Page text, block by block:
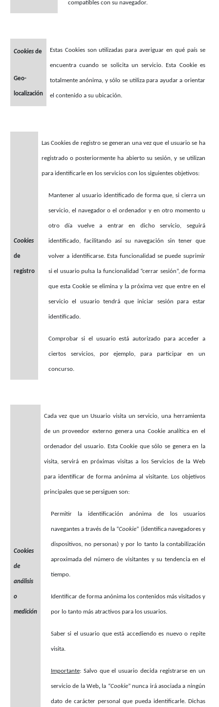
compatibles con su navegador.
Cookies de
Geo-
localización
Estas Cookies son utilizadas para averiguar en qué país se
encuentra cuando se solicita un servicio. Esta Cookie es
totalmente anónima, y sólo se utiliza para ayudar a orientar
el contenido a su ubicación.
Cookies
de
registro
Las Cookies de registro se generan una vez que el usuario se ha
registrado o posteriormente ha abierto su sesión, y se utilizan
para identificarle en los servicios con los siguientes objetivos:
Mantener al usuario identificado de forma que, si cierra un
servicio, el navegador o el ordenador y en otro momento u
otro día vuelve a entrar en dicho servicio, seguirá
identificado, facilitando así su navegación sin tener que
volver a identificarse. Esta funcionalidad se puede suprimir
si el usuario pulsa la funcionalidad “cerrar sesión”, de forma
que esta Cookie se elimina y la próxima vez que entre en el
servicio el usuario tendrá que iniciar sesión para estar
identificado.
Comprobar si el usuario está autorizado para acceder a
ciertos servicios, por ejemplo, para participar en un
concurso.
Cookies
de
análisis
o
medición
Cada vez que un Usuario visita un servicio, una herramienta
de un proveedor externo genera una Cookie analítica en el
ordenador del usuario. Esta Cookie que sólo se genera en la
visita, servirá en próximas visitas a los Servicios de la Web
para identificar de forma anónima al visitante. Los objetivos
principales que se persiguen son:
Permitir la identificación anónima de los usuarios
navegantes a través de la “Cookie” (identifica navegadores y
dispositivos, no personas) y por lo tanto la contabilización
aproximada del número de visitantes y su tendencia en el
tiempo.
Identificar de forma anónima los contenidos más visitados y
por lo tanto más atractivos para los usuarios.
Saber si el usuario que está accediendo es nuevo o repite
visita.
Importante: Salvo que el usuario decida registrarse en un
servicio de la Web, la “Cookie” nunca irá asociada a ningún
dato de carácter personal que pueda identificarle. Dichas